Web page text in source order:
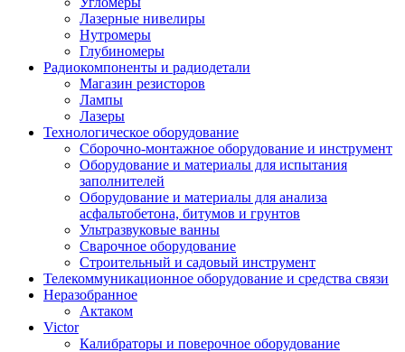
Лазерные нивелиры
Нутромеры
Глубиномеры
Радиокомпоненты и радиодетали
Магазин резисторов
Лампы
Лазеры
Технологическое оборудование
Сборочно-монтажное оборудование и инструмент
Оборудование и материалы для испытания
заполнителей
Оборудование и материалы для анализа
асфальтобетона, битумов и грунтов
Ультразвуковые ванны
Сварочное оборудование
Строительный и садовый инструмент
Телекоммуникационное оборудование и средства связи
Неразобранное
Актаком
Victor
Калибраторы и поверочное оборудование